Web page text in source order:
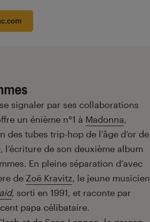
signaler par ses collaborations
un énième n°1 à Madonna,
des tubes trip-hop de l’âge d’or de
de son deuxième album
En pleine séparation d’avec
de Zoë Kravitz, le jeune musicien
, sorti en 1991, et raconte par
papa célibataire.